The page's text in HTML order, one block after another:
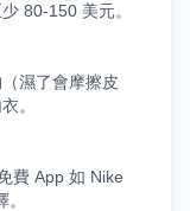
80-150 美元。
濕了會摩擦皮
。
費 App 如 Nike